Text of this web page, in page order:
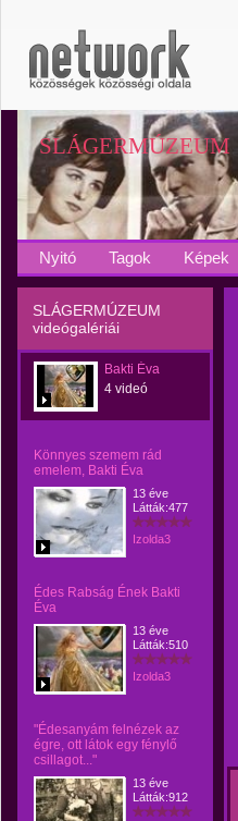
SLÁGERMÚZEUM
Nyitó Tagok Képek
SLÁGERMÚZEUM
videógalériái
Bakti Éva
4 videó
Könnyes szemem rád
emelem, Bakti Éva
13 éve
Látták:477
Izolda3
Édes Rabság Ének Bakti
Éva
13 éve
Látták:510
Izolda3
"Édesanyám felnézek az
égre, ott látok egy fénylő
csillagot..."
13 éve
Látták:912